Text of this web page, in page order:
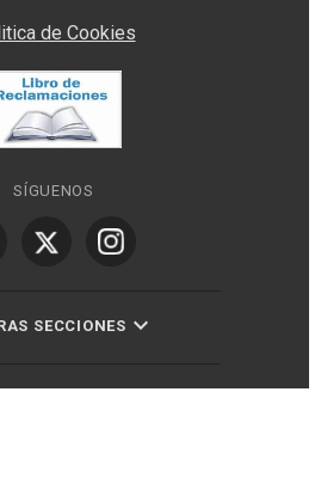
de Cookies
SÍGUENOS
SECCIONES